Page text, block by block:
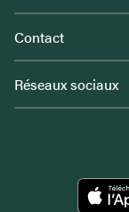
Contact
Réseaux sociaux